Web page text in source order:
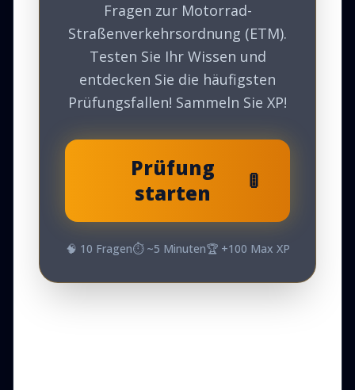
Fragen zur Motorrad-
Straßenverkehrsordnung (ETM).
Testen Sie Ihr Wissen und
entdecken Sie die häufigsten
Prüfungsfallen! Sammeln Sie XP!
Prüfung
starten
🚦
🧠 10 Fragen⏱️ ~5 Minuten🏆 +100 Max XP